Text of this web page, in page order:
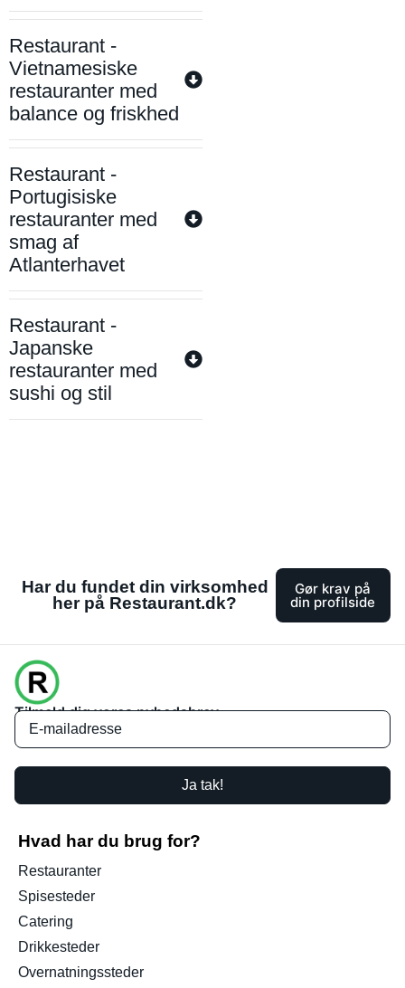
Restaurant -
Vietnamesiske
restauranter med
balance og friskhed
Restaurant -
Portugisiske
restauranter med
smag af
Atlanterhavet
Restaurant -
Japanske
restauranter med
sushi og stil
Har du fundet din virksomhed
her på Restaurant.dk?
Gør krav på
din profilside
Tilmeld dig vores nyhedsbrev
Ja tak!
Hvad har du brug for?
Restauranter
Spisesteder
Catering
Drikkesteder
Overnatningssteder